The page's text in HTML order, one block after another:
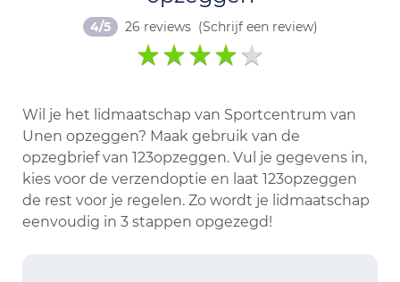
4/5 26 reviews (Schrijf een review)
Wil je het lidmaatschap van Sportcentrum van
Unen opzeggen? Maak gebruik van de
opzegbrief van 123opzeggen. Vul je gegevens in,
kies voor de verzendoptie en laat 123opzeggen
de rest voor je regelen. Zo wordt je lidmaatschap
eenvoudig in 3 stappen opgezegd!